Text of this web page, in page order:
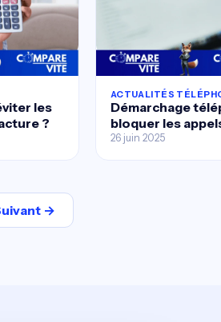
les
?
ACTUALITÉS
Démarchage
bloquer les
26 juin 2025
→